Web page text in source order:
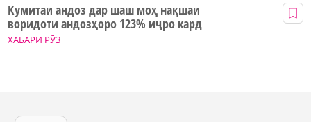
ХАБАРИ РӮЗ
Кумитаи андоз дар шаш моҳ нақшаи
воридоти андозҳоро 123% иҷро кард